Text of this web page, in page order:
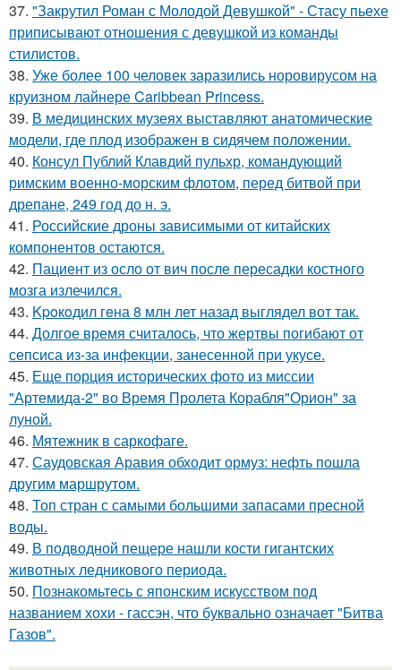
37. "Закрутил Роман с Молодой Девушкой" - Стасу пьехе
приписывают отношения с девушкой из команды
стилистов.
38. Уже более 100 человек заразились норовирусом на
круизном лайнере Caribbean Princess.
39. В медицинских музеях выставляют анатомические
модели, где плод изображен в сидячем положении.
40. Консул Публий Клавдий пульхр, командующий
римским военно-морским флотом, перед битвой при
дрепане, 249 год до н. э.
41. Российские дроны зависимыми от китайских
компонентов остаются.
42. Пациент из осло от вич после пересадки костного
мозга излечился.
43. Kpoкoдил гeна 8 млн лет назад выглядел вот так.
44. Долгое время считалось, что жертвы погибают от
сепсиса из-за инфекции, занесенной при укусе.
45. Еще порция исторических фото из миссии
"Артемида-2" во Время Пролета Корабля"Орион" за
луной.
46. Мятежник в саркофаге.
47. Саудовская Аравия обходит ормуз: нефть пошла
другим маршрутом.
48. Топ стран с самыми большими запасами пресной
воды.
49. В подводной пещере нашли кости гигантских
животных ледникового периода.
50. Познакомьтесь с японским искусством под
названием хохи - гассэн, что буквально означает "Битва
Газов".